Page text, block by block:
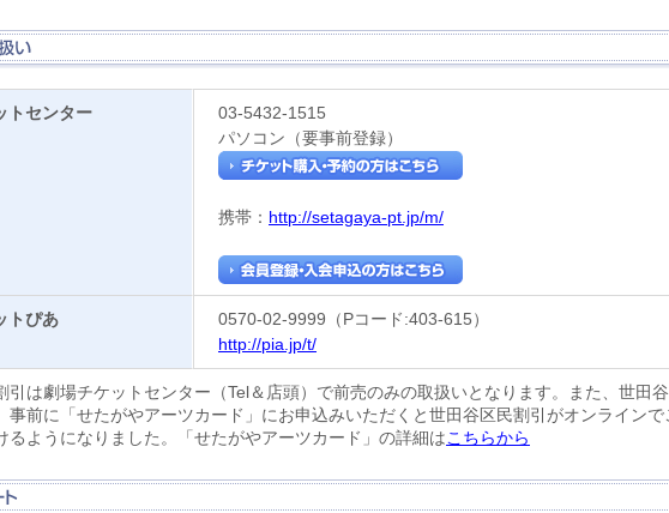
トセンター
03-5432-1515
パソコン（要事前登録）
携帯： http://setagaya-pt.jp/m/
トぴあ
0570-02-9999（Pコード:403-615）
http://pia.jp/t/
引は劇場チケットセンター（Tel＆店頭）で前売のみの取扱いとなります。また、世田
事前に「せたがやアーツカード」にお申込みいただくと世田谷区民割引がオンラインで
るようになりました。「せたがやアーツカード」の詳細はこちらから